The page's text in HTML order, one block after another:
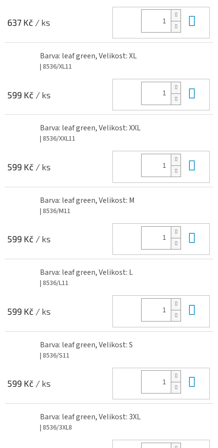
637 Kč / ks
Barva: leaf green, Velikost: XL
| 8536/XL11
599 Kč / ks
Barva: leaf green, Velikost: XXL
| 8536/XXL11
599 Kč / ks
Barva: leaf green, Velikost: M
| 8536/M11
599 Kč / ks
Barva: leaf green, Velikost: L
| 8536/L11
599 Kč / ks
Barva: leaf green, Velikost: S
| 8536/S11
599 Kč / ks
Barva: leaf green, Velikost: 3XL
| 8536/3XL8